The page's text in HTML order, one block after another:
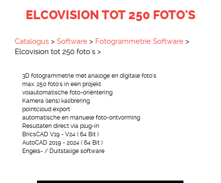
ELCOVISION TOT 250 FOTO'S
Catalogus > Software > Fotogrammetrie Software >
Elcovision tot 250 foto's >
3D fotogrammetrie met analoge en digitale foto's
max. 250 foto's in een projekt
volautomatische foto-oriëntering
Kamera (lens) kalibrering
pointcloud export
automatische en manuele foto-ontvorming
Resultaten direct via plug-in
BricsCAD V19 - V24 ( 64 Bit )
AutoCAD 2019 - 2024 ( 64 Bit )
Engels- / Duitstalige software